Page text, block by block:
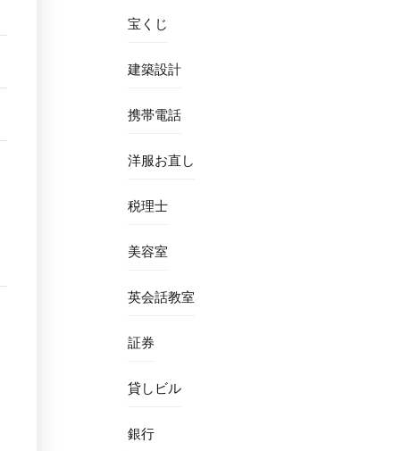
宝くじ
建築設計
携帯電話
洋服お直し
税理士
美容室
英会話教室
証券
貸しビル
銀行